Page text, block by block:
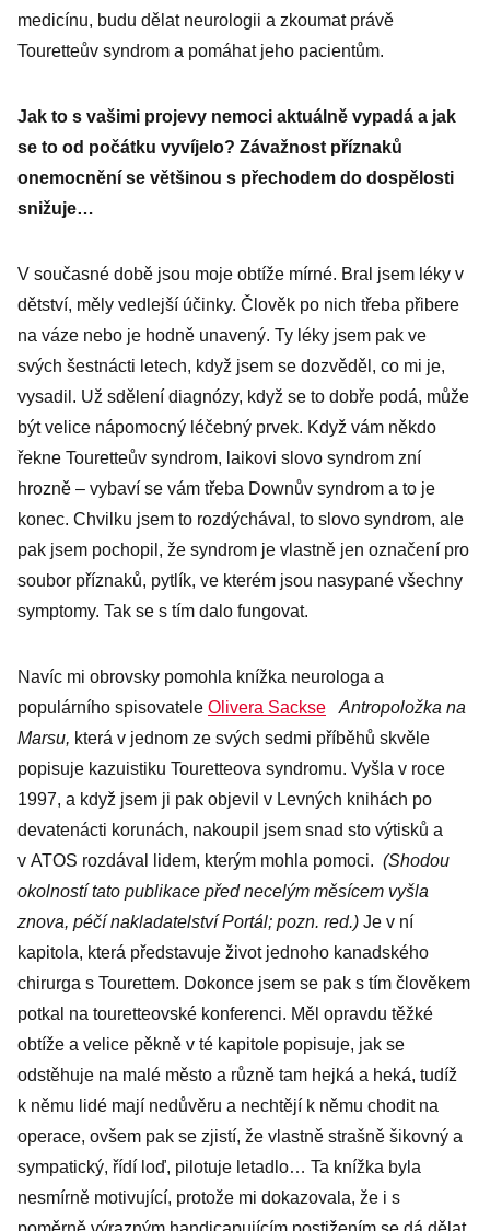
medicínu, budu dělat neurologii a zkoumat právě
Touretteův syndrom a pomáhat jeho pacientům.
Jak to s vašimi projevy nemoci aktuálně vypadá a jak
se to od počátku vyvíjelo? Závažnost příznaků
onemocnění se většinou s přechodem do dospělosti
snižuje…
V současné době jsou moje obtíže mírné. Bral jsem léky v
dětství, měly vedlejší účinky. Člověk po nich třeba přibere
na váze nebo je hodně unavený. Ty léky jsem pak ve
svých šestnácti letech, když jsem se dozvěděl, co mi je,
vysadil. Už sdělení diagnózy, když se to dobře podá, může
být velice nápomocný léčebný prvek. Když vám někdo
řekne Touretteův syndrom, laikovi slovo syndrom zní
hrozně – vybaví se vám třeba Downův syndrom a to je
konec. Chvilku jsem to rozdýchával, to slovo syndrom, ale
pak jsem pochopil, že syndrom je vlastně jen označení pro
soubor příznaků, pytlík, ve kterém jsou nasypané všechny
symptomy. Tak se s tím dalo fungovat.
Navíc mi obrovsky pomohla knížka neurologa a
populárního spisovatele Olivera Sackse
Antropoložka na
Marsu, která v jednom ze svých sedmi příběhů skvěle
popisuje kazuistiku Touretteova syndromu. Vyšla v roce
1997, a když jsem ji pak objevil v Levných knihách po
devatenácti korunách, nakoupil jsem snad sto výtisků a
v ATOS rozdával lidem, kterým mohla pomoci. (Shodou
okolností tato publikace před necelým měsícem vyšla
znova, péčí nakladatelství Portál; pozn. red.) Je v ní
kapitola, která představuje život jednoho kanadského
chirurga s Tourettem. Dokonce jsem se pak s tím člověkem
potkal na touretteovské konferenci. Měl opravdu těžké
obtíže a velice pěkně v té kapitole popisuje, jak se
odstěhuje na malé město a různě tam hejká a heká, tudíž
k němu lidé mají nedůvěru a nechtějí k němu chodit na
operace, ovšem pak se zjistí, že vlastně strašně šikovný a
sympatický, řídí loď, pilotuje letadlo… Ta knížka byla
nesmírně motivující, protože mi dokazovala, že i s